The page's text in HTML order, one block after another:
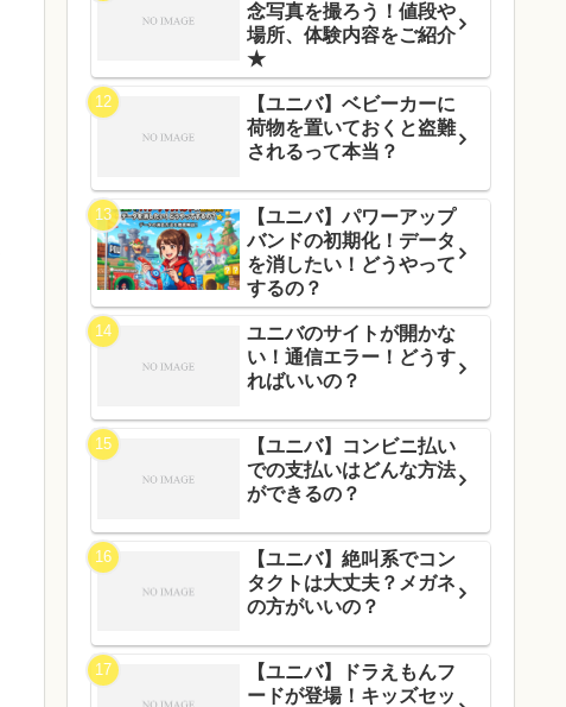
念写真を撮ろう！値段や
場所、体験内容をご紹介
★
【ユニバ】ベビーカーに
荷物を置いておくと盗難
されるって本当？
【ユニバ】パワーアップ
バンドの初期化！データ
を消したい！どうやって
するの？
ユニバのサイトが開かな
い！通信エラー！どうす
ればいいの？
【ユニバ】コンビニ払い
での支払いはどんな方法
ができるの？
【ユニバ】絶叫系でコン
タクトは大丈夫？メガネ
の方がいいの？
【ユニバ】ドラえもんフ
ードが登場！キッズセッ